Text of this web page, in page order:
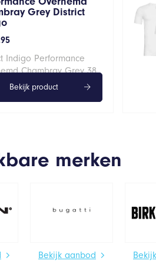
Grey District
Indigo Performance
Chambray Grey 38
Bekijk product
merken
Bekijk aanbod